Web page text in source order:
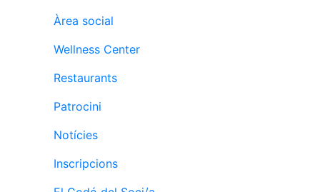
Piscina
Patrocini
Patrocinadors
Avantatges
socials
Publicitat a la
Àrea social
Wellness Center
Restaurants
Patrocini
Notícies
Inscripcions